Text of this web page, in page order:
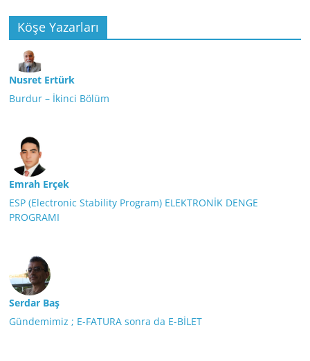
Köşe Yazarları
Nusret Ertürk
Burdur – İkinci Bölüm
Emrah Erçek
ESP (Electronic Stability Program) ELEKTRONİK DENGE
PROGRAMI
Serdar Baş
Gündemimiz ; E-FATURA sonra da E-BİLET